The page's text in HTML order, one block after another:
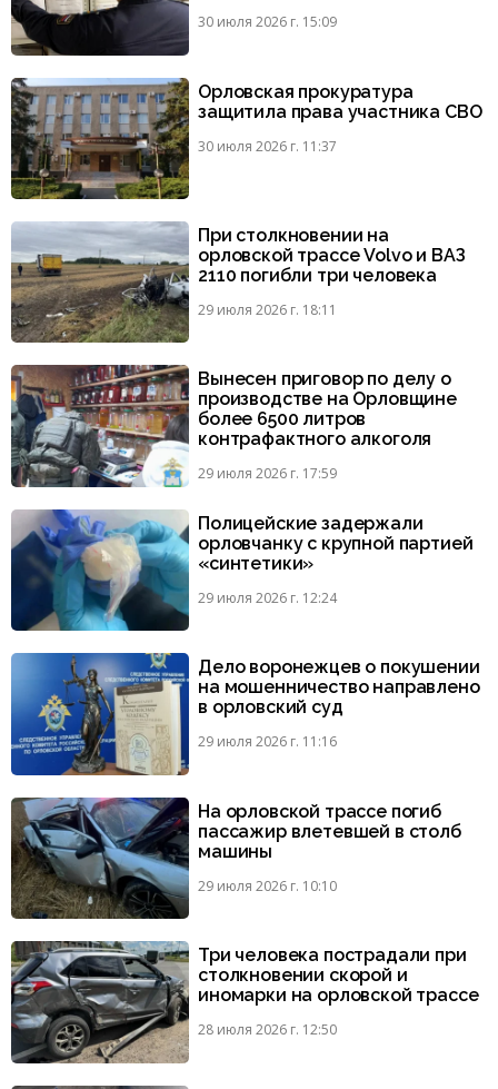
30 июля 2026 г. 15:09
Орловская прокуратура
защитила права участника СВО
30 июля 2026 г. 11:37
При столкновении на
орловской трассе Volvo и ВАЗ
2110 погибли три человека
29 июля 2026 г. 18:11
Вынесен приговор по делу о
производстве на Орловщине
более 6500 литров
контрафактного алкоголя
29 июля 2026 г. 17:59
Полицейские задержали
орловчанку с крупной партией
«синтетики»
29 июля 2026 г. 12:24
Дело воронежцев о покушении
на мошенничество направлено
в орловский суд
29 июля 2026 г. 11:16
На орловской трассе погиб
пассажир влетевшей в столб
машины
29 июля 2026 г. 10:10
Три человека пострадали при
столкновении скорой и
иномарки на орловской трассе
28 июля 2026 г. 12:50